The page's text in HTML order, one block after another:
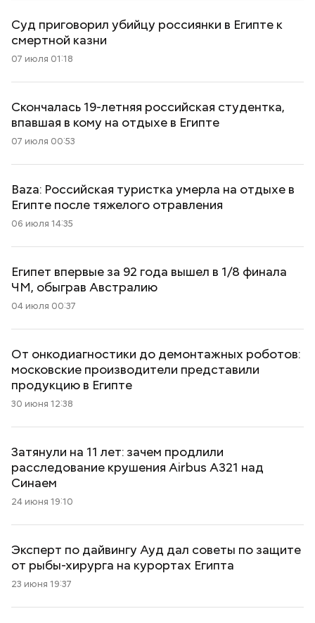
Суд приговорил убийцу россиянки в Египте к
смертной казни
07 июля 01:18
Скончалась 19-летняя российская студентка,
впавшая в кому на отдыхе в Египте
07 июля 00:53
Baza: Российская туристка умерла на отдыхе в
Египте после тяжелого отравления
06 июля 14:35
Египет впервые за 92 года вышел в 1/8 финала
ЧМ, обыграв Австралию
04 июля 00:37
От онкодиагностики до демонтажных роботов:
московские производители представили
продукцию в Египте
30 июня 12:38
Затянули на 11 лет: зачем продлили
расследование крушения Airbus A321 над
Синаем
24 июня 19:10
Эксперт по дайвингу Ауд дал советы по защите
от рыбы-хирурга на курортах Египта
23 июня 19:37